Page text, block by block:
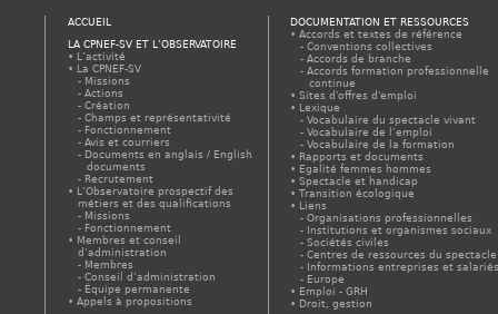
ACCUEIL
LA CPNEF-SV ET L’OBSERVATOIRE
L’activité
La CPNEF-SV
Missions
Actions
Création
Champs et représentativité
Fonctionnement
Avis et courriers
Documents en anglais / English
documents
Recrutement
L’Observatoire prospectif des
métiers et des qualifications
Missions
Fonctionnement
Membres et conseil
d’administration
Membres
Conseil d’administration
Équipe permanente
Appels à propositions
DOCUMENTATION ET RESSOURCES
Accords et textes de référence
Conventions collectives
Accords de branche
Accords formation professionnelle
continue
Sites d'offres d'emploi
Lexique
Vocabulaire du spectacle vivant
Vocabulaire de l’emploi
Vocabulaire de la formation
Rapports et documents
Egalité femmes hommes
Spectacle et handicap
Transition écologique
Liens
Organisations professionnelles
Institutions et organismes sociaux
Sociétés civiles
Centres de ressources du spectacle
Informations entreprises et
Europe
Emploi - GRH
Droit, gestion